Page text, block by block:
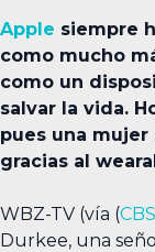
Apple siempre
como mucho
como un
salvar la vida.
pues una
gracias al
WBZ-TV (vía (
Durkee, una